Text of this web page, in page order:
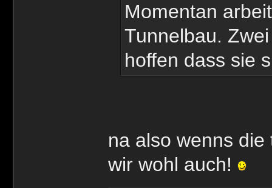
Momentan
Tunnelbau.
hoffen dass sie
na also wenns
wir wohl auch!